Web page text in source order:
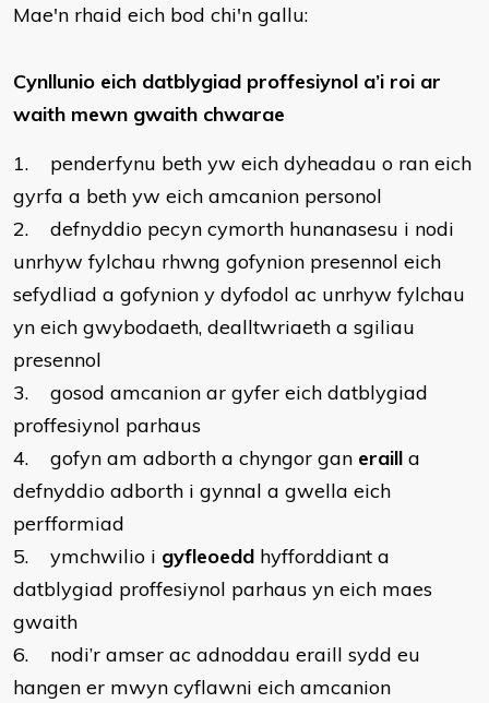
Mae'n rhaid eich bod chi'n gallu:
Cynllunio eich datblygiad proffesiynol a’i roi ar
waith mewn gwaith chwarae
1. penderfynu beth yw eich dyheadau o ran eich
gyrfa a beth yw eich amcanion personol
2. defnyddio pecyn cymorth hunanasesu i nodi
unrhyw fylchau rhwng gofynion presennol eich
sefydliad a gofynion y dyfodol ac unrhyw fylchau
yn eich gwybodaeth, dealltwriaeth a sgiliau
presennol
3. gosod amcanion ar gyfer eich datblygiad
proffesiynol parhaus
4. gofyn am adborth a chyngor gan eraill a
defnyddio adborth i gynnal a gwella eich
perfformiad
5. ymchwilio i gyfleoedd hyfforddiant a
datblygiad proffesiynol parhaus yn eich maes
gwaith
6. nodi’r amser ac adnoddau eraill sydd eu
hangen er mwyn cyflawni eich amcanion